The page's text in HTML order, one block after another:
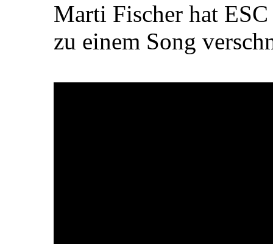
Marti Fischer hat
zu einem Song